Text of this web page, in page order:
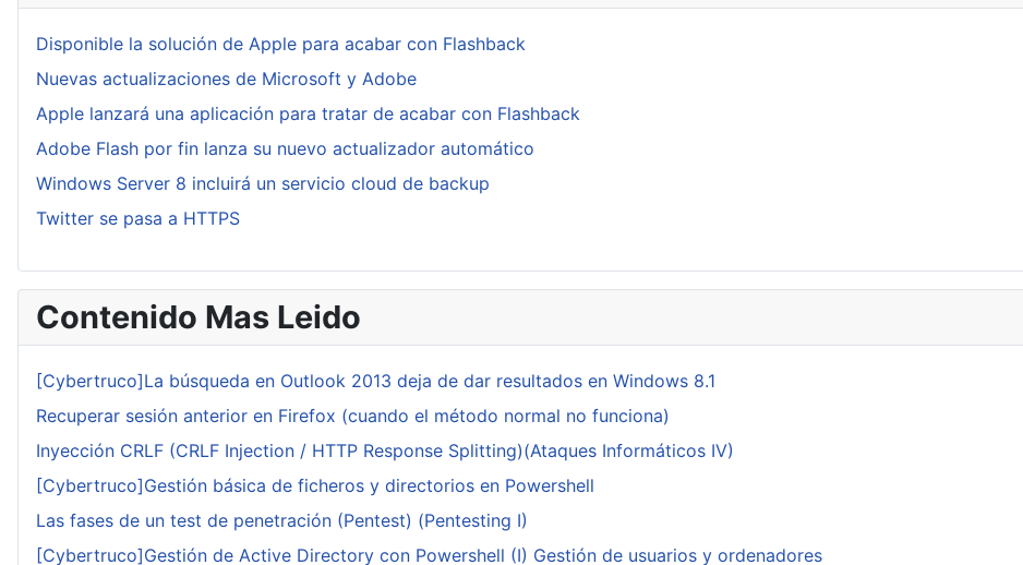
Disponible la solución de Apple para acabar con Flashback
Nuevas actualizaciones de Microsoft y Adobe
Apple lanzará una aplicación para tratar de acabar con Flashback
Adobe Flash por fin lanza su nuevo actualizador automático
Windows Server 8 incluirá un servicio cloud de backup
Twitter se pasa a HTTPS
Contenido Mas Leido
[Cybertruco]La búsqueda en Outlook 2013 deja de dar resultados en Windows 8.1
Recuperar sesión anterior en Firefox (cuando el método normal no funciona)
Inyección CRLF (CRLF Injection / HTTP Response Splitting)(Ataques Informáticos IV)
[Cybertruco]Gestión básica de ficheros y directorios en Powershell
Las fases de un test de penetración (Pentest) (Pentesting I)
[Cybertruco]Gestión de Active Directory con Powershell (I) Gestión de usuarios y ordenadores